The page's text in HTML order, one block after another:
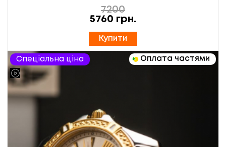
7200
5760 грн.
Купити
Спеціальна ціна Оплата частями